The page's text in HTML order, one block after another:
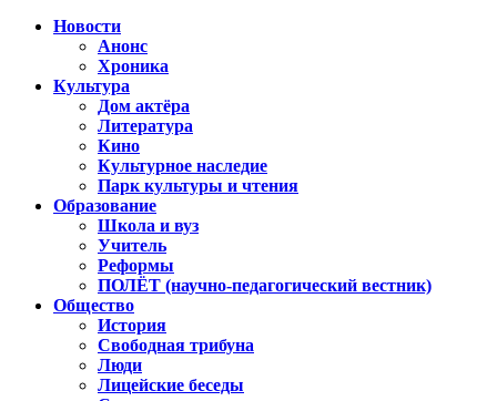
Новости
Анонс
Хроника
Культура
Дом актёра
Литература
Кино
Культурное наследие
Парк культуры и чтения
Образование
Школа и вуз
Учитель
Реформы
ПОЛЁТ (научно-педагогический вестник)
Общество
История
Свободная трибуна
Люди
Лицейские беседы